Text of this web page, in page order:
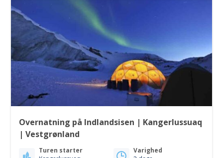
Overnatning på Indlandsisen | Kangerlussuaq
| Vestgrønland
Turen starter
Varighed